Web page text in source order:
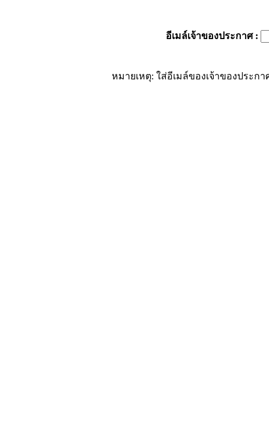
อีเมล์เจ้าของประกาศ:
หมายเหตุ: ใส่อีเมล์ของเจ้าของประก